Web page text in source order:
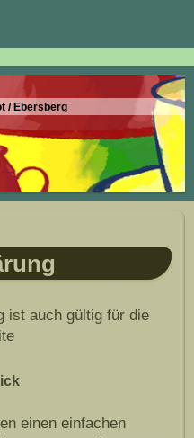
/ Ebersberg
ist auch gültig für die
einen einfachen